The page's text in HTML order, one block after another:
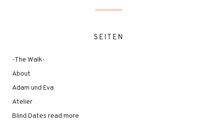
SEITEN
-The Walk-
About
Adam und Eva
Atelier
Blind Dates read more